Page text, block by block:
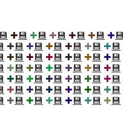
💾 ✚💾 ✚💾 ✚💾 ✚💾 ✚💾 ✚
✚💾 ✚💾 ✚💾 ✚💾 ✚💾 ✚💾
✚💾 ✚💾 ✚💾 ✚💾 ✚💾 ✚💾
✚💾 ✚💾 ✚💾 ✚💾 ✚💾 ✚💾
✚💾 ✚💾 ✚💾 ✚💾 ✚💾 ✚💾
✚💾 ✚💾 ✚💾 ✚💾 ✚💾 ✚💾
✚💾 ✚💾 ✚💾 ✚💾 ✚💾 ✚💾